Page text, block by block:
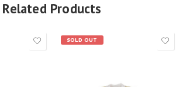
Related Products
SOLD OUT